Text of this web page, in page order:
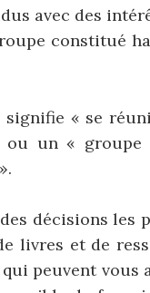
avec des
constitué
signifie « se
un « groupe
décisions
livres et de
peuvent vous